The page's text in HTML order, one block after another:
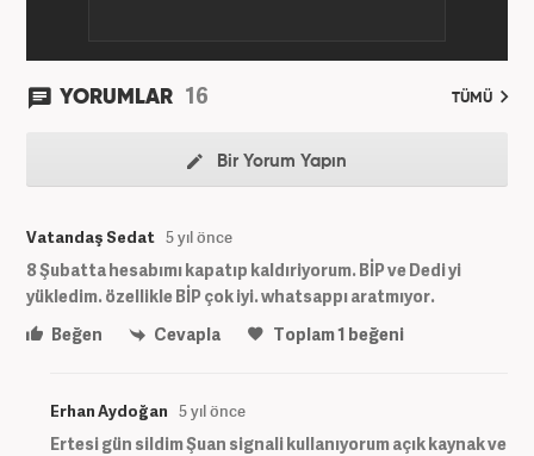
YORUMLAR 16 TÜMÜ
Bir Yorum Yapın
Vatandaş Sedat 5 yıl önce
8 Şubatta hesabımı kapatıp kaldıriyorum. BİP ve Dedi yi
yükledim. özellikle BİP çok iyi. whatsappı aratmıyor.
Beğen
Cevapla Toplam1 beğeni
Erhan Aydoğan 5 yıl önce
Ertesi gün sildim Şuan signali kullanıyorum açık kaynak ve